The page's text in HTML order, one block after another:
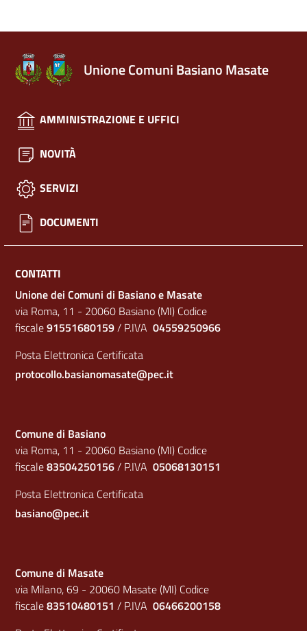
Unione Comuni Basiano Masate
AMMINISTRAZIONE E UFFICI
NOVITÀ
SERVIZI
DOCUMENTI
CONTATTI
Unione dei Comuni di Basiano e Masate
via Roma, 11 - 20060 Basiano (MI) Codice
fiscale91551680159/ P.IVA 04559250966
Posta Elettronica Certificata
protocollo.basianomasate@pec.it
Comune di Basiano
via Roma, 11 - 20060 Basiano (MI) Codice
fiscale83504250156/ P.IVA 05068130151
Posta Elettronica Certificata
basiano@pec.it
Comune di Masate
via Milano, 69 - 20060 Masate (MI) Codice
fiscale83510480151 / P.IVA 06466200158